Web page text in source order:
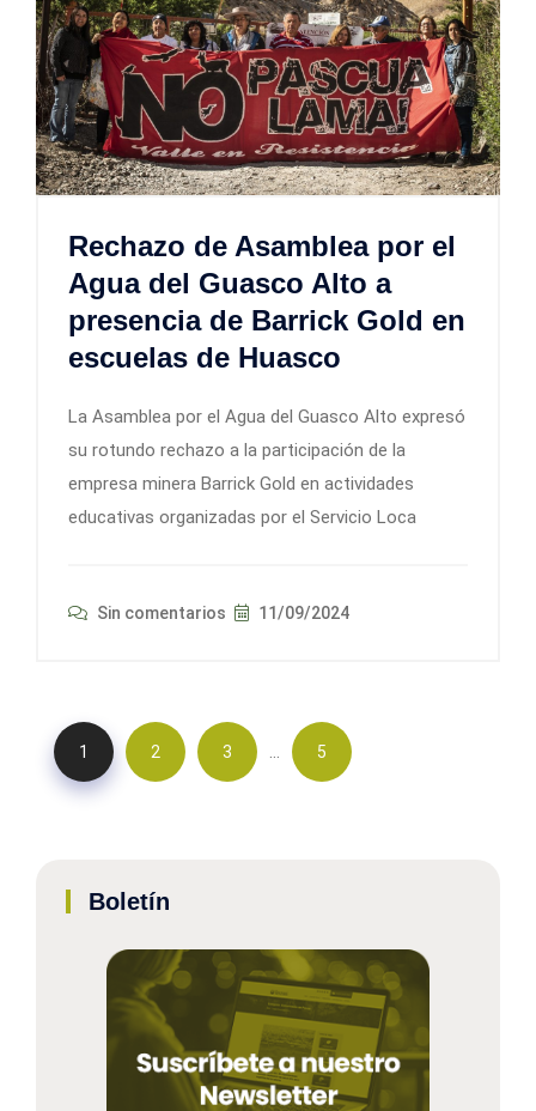
Rechazo de Asamblea por el
Agua del Guasco Alto a
presencia de Barrick Gold en
escuelas de Huasco
La Asamblea por el Agua del Guasco Alto expresó
su rotundo rechazo a la participación de la
empresa minera Barrick Gold en actividades
educativas organizadas por el Servicio Loca
Sin comentarios 11/09/2024
1 2 3 … 5
Boletín